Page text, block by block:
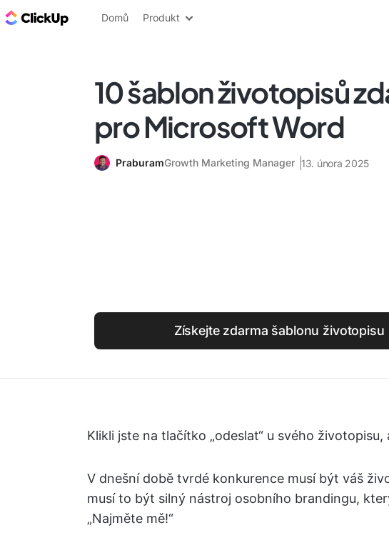
ClickUp blog
Domů Produkt
10 šablon životopisů
pro Microsoft Word
PraburamGrowth Marketing Manager 13. února 2025
Získejte zdarma šablonu životopisu
Klikli jste na tlačítko „odeslat“ u svého
V dnešní době tvrdé konkurence musí být váš
musí to být silný nástroj osobního brandingu,
„Najměte mě!“